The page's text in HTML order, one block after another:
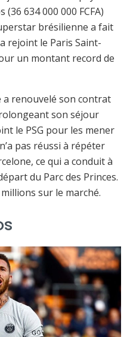
634 000 000 FCFA)
brésilienne a fait
rejoint le Paris Saint-
un montant record de
a renouvelé son contrat
son séjour
le PSG pour les mener
pas réussi à répéter
ce qui a conduit à
du Parc des Princes.
sur le marché.